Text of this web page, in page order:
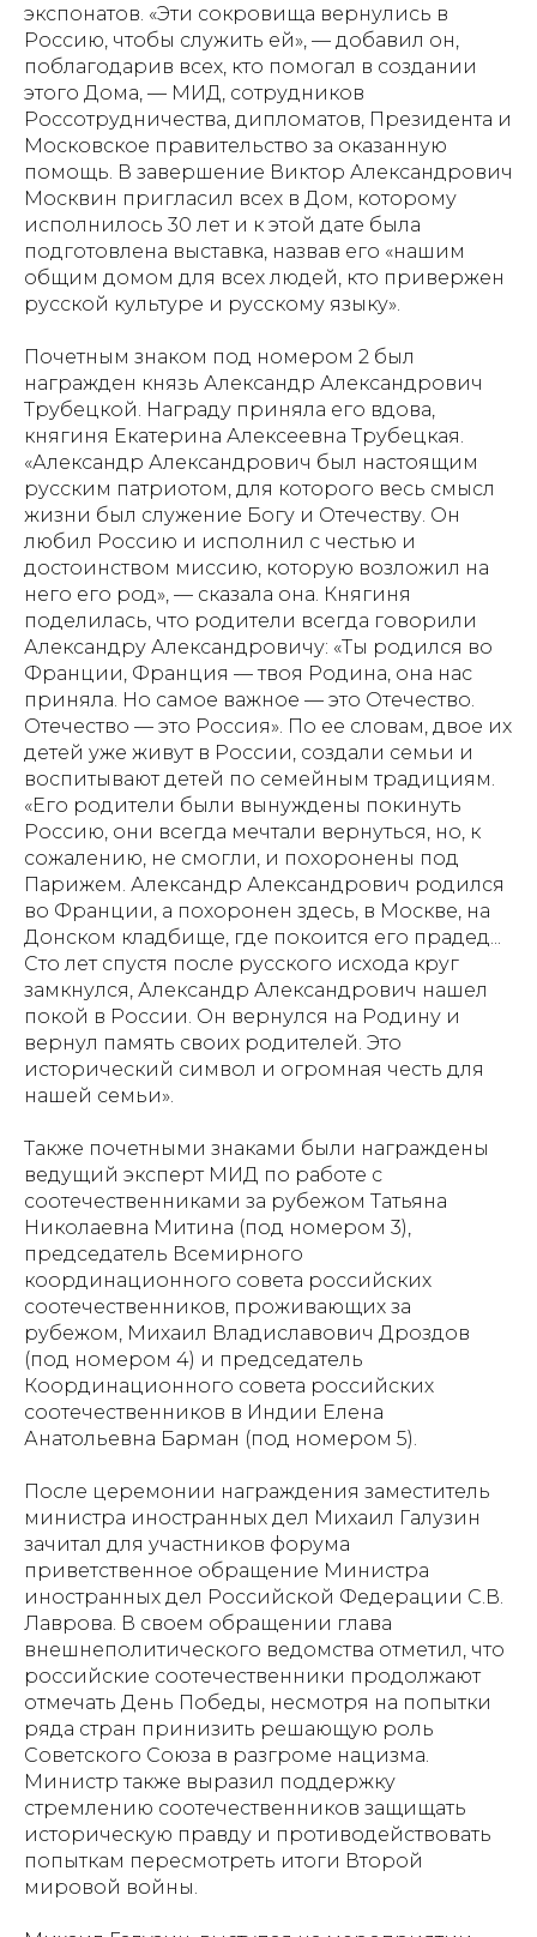
экспонатов. «Эти сокровища вернулись в
Россию, чтобы служить ей», — добавил он,
поблагодарив всех, кто помогал в создании
этого Дома, — МИД, сотрудников
Россотрудничества, дипломатов, Президента и
Московское правительство за оказанную
помощь. В завершение Виктор Александрович
Москвин пригласил всех в Дом, которому
исполнилось 30 лет и к этой дате была
подготовлена выставка, назвав его «нашим
общим домом для всех людей, кто привержен
русской культуре и русскому языку».
Почетным знаком под номером 2 был
награжден князь Александр Александрович
Трубецкой. Награду приняла его вдова,
княгиня Екатерина Алексеевна Трубецкая.
«Александр Александрович был настоящим
русским патриотом, для которого весь смысл
жизни был служение Богу и Отечеству. Он
любил Россию и исполнил с честью и
достоинством миссию, которую возложил на
него его род», — сказала она. Княгиня
поделилась, что родители всегда говорили
Александру Александровичу: «Ты родился во
Франции, Франция — твоя Родина, она нас
приняла. Но самое важное — это Отечество.
Отечество — это Россия». По ее словам, двое их
детей уже живут в России, создали семьи и
воспитывают детей по семейным традициям.
«Его родители были вынуждены покинуть
Россию, они всегда мечтали вернуться, но, к
сожалению, не смогли, и похоронены под
Парижем. Александр Александрович родился
во Франции, а похоронен здесь, в Москве, на
Донском кладбище, где покоится его прадед...
Сто лет спустя после русского исхода круг
замкнулся, Александр Александрович нашел
покой в России. Он вернулся на Родину и
вернул память своих родителей. Это
исторический символ и огромная честь для
нашей семьи».
Также почетными знаками были награждены
ведущий эксперт МИД по работе с
соотечественниками за рубежом Татьяна
Николаевна Митина (под номером 3),
председатель Всемирного
координационного совета российских
соотечественников, проживающих за
рубежом, Михаил Владиславович Дроздов
(под номером 4) и председатель
Координационного совета российских
соотечественников в Индии Елена
Анатольевна Барман (под номером 5).
После церемонии награждения заместитель
министра иностранных дел Михаил Галузин
зачитал для участников форума
приветственное обращение Министра
иностранных дел Российской Федерации С.В.
Лаврова. В своем обращении глава
внешнеполитического ведомства отметил, что
российские соотечественники продолжают
отмечать День Победы, несмотря на попытки
ряда стран принизить решающую роль
Советского Союза в разгроме нацизма.
Министр также выразил поддержку
стремлению соотечественников защищать
историческую правду и противодействовать
попыткам пересмотреть итоги Второй
мировой войны.